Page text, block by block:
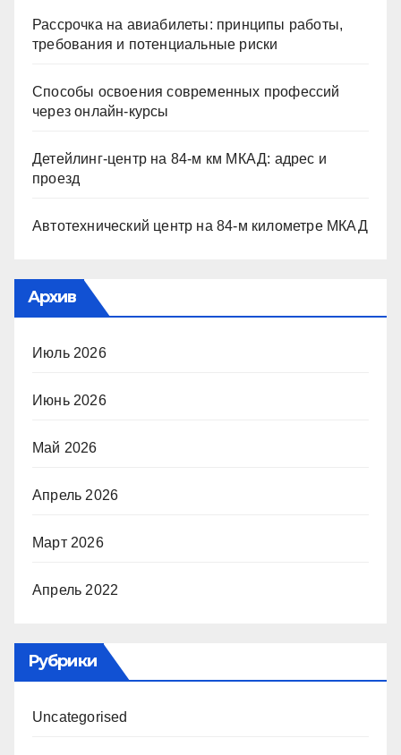
Рассрочка на авиабилеты: принципы работы,
требования и потенциальные риски
Способы освоения современных профессий
через онлайн-курсы
Детейлинг-центр на 84-м км МКАД: адрес и
проезд
Автотехнический центр на 84-м километре МКАД
Архив
Июль 2026
Июнь 2026
Май 2026
Апрель 2026
Март 2026
Апрель 2022
Рубрики
Uncategorised